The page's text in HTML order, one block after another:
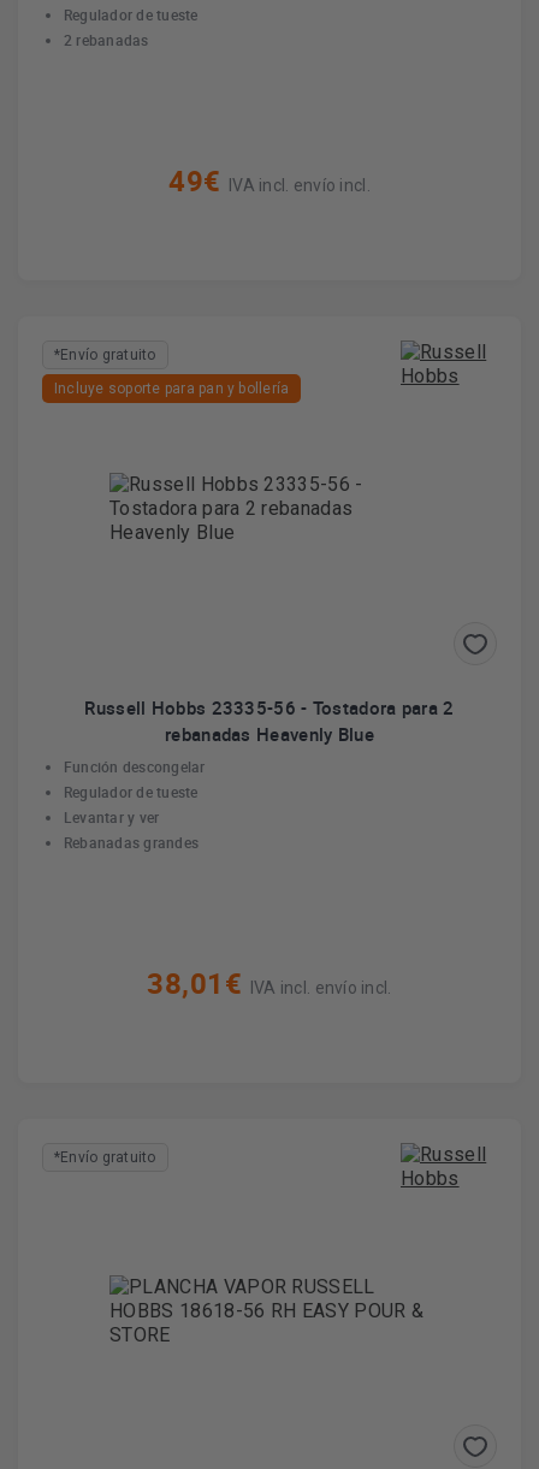
Regulador de tueste
2 rebanadas
49€ IVA incl. envío incl.
*Envío gratuito
Incluye soporte para pan y bollería
Russell Hobbs 23335-56 - Tostadora para 2
rebanadas Heavenly Blue
Función descongelar
Regulador de tueste
Levantar y ver
Rebanadas grandes
38,01€ IVA incl. envío incl.
*Envío gratuito